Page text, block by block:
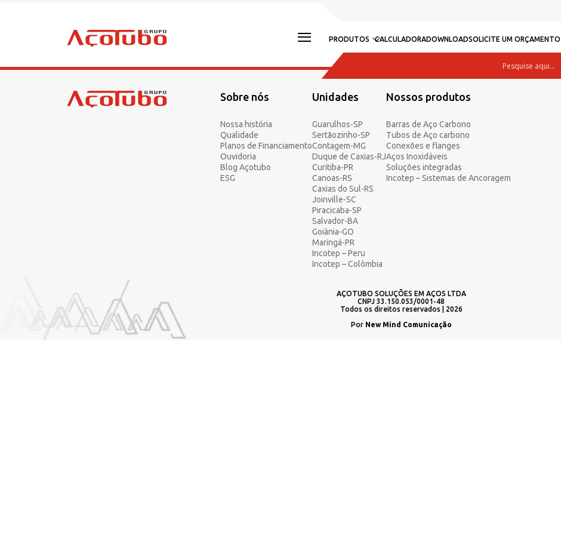
PRODUTOS CALCULADORADOWNLOADSOLICITE UM ORÇAMENTO
Sobre a Açotubo
Sobre nós
Nossa história
Qualidade
Planos de Financiamento
Ouvidoria
Blog Açotubo
ESG
Unidades
Guarulhos-SP
Sertãozinho-SP
Contagem-MG
Duque de Caxias-RJ
Curitiba-PR
Canoas-RS
Caxias do Sul-RS
Joinville-SC
Piracicaba-SP
Salvador-BA
Goiânia-GO
Maringá-PR
Incotep – Peru
Incotep – Colômbia
Nossos produtos
Barras de Aço Carbono
Tubos de Aço carbono
Conexões e flanges
Aços Inoxidáveis
Soluções integradas
Incotep – Sistemas de Ancoragem
AÇOTUBO SOLUÇÕES EM AÇOS LTDA
CNPJ 33.150.053/0001-48
Todos os direitos reservados | 2026
Por New Mind Comunicação